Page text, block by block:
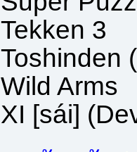
Tekken 3
Toshinden
Wild Arms
XI [sái]